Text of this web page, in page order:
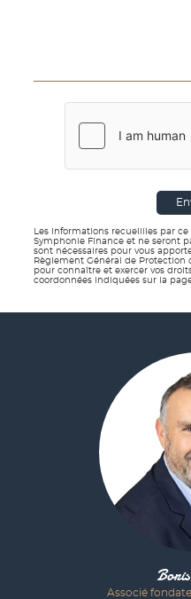
Les informations recueillies par
Symphonie Finance et ne seront
sont nécessaires pour vous
Règlement Général de Protection
pour connaître et exercer vos
coordonnées indiquées sur la
Associé